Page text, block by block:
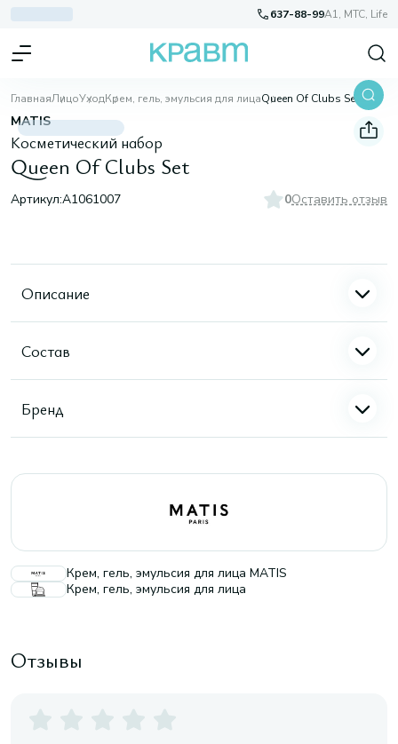
637-88-99A1, МТС, Life
ГлавнаяЛицоУходКрем, гель, эмульсия для лицаQueen Of Clubs Set
MATIS
Косметический набор
Queen Of Clubs Set
Артикул:A1061007 0Оставить отзыв
Описание
Состав
Бренд
Крем, гель, эмульсия для лица MATIS
Крем, гель, эмульсия для лица
Отзывы